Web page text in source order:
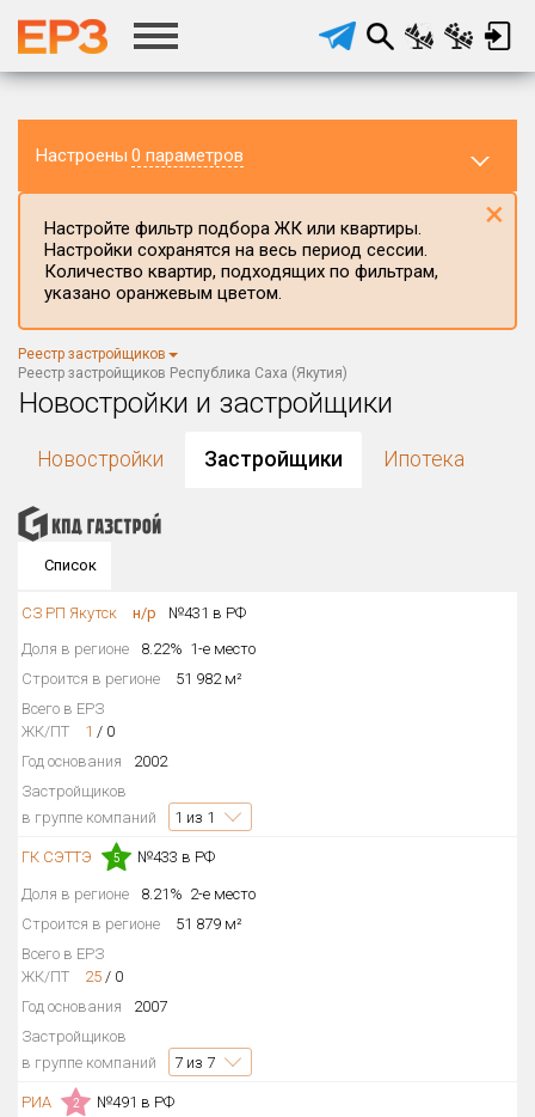
Настроены 0 параметров
Регион ЖК
Республика Саха (Якутия)
Район в регионе
Все
Округ
Все
Цена
от
Общая площадь, м²
от
Срок сдачи
от
Кол-во комнат
Только новые
Настройте фильтр подбора ЖК или квартиры.
Настройки сохранятся на весь период сессии.
Количество квартир, подходящих по фильтрам,
указано оранжевым цветом.
×
Реестр застройщиков
Реестр застройщиков Республика Саха (Якутия)
Новостройки и застройщики
Новостройки Застройщики Ипотека
Список
СЗ РП Якутск н/р
№431 в РФ
Доля в регионе
8.22% 1-е место
Строится в регионе
51 982 м²
Всего в ЕРЗ
ЖК/ПТ
1 / 0
Год основания
2002
Застройщиков
в группе компаний
1 из 1
ГК СЭТТЭ 5 №433 в РФ
Доля в регионе 8.21% 2-е место
Строится в регионе
51 879 м²
Всего в ЕРЗ
ЖК/ПТ
25 / 0
Год основания
2007
Застройщиков
в группе компаний
7 из 7
РИА 2 №491 в РФ